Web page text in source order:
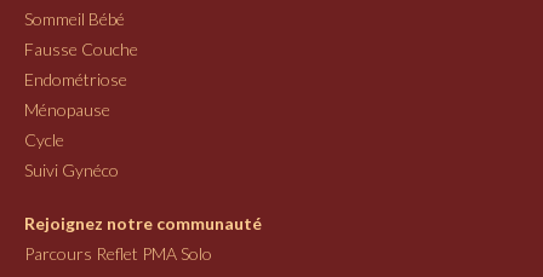
Sommeil Bébé
Fausse Couche
Endométriose
Ménopause
Cycle
Suivi Gynéco
Rejoignez notre communauté
Parcours Reflet PMA Solo